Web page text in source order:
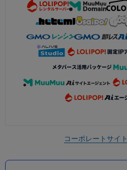
コーポレートサイト